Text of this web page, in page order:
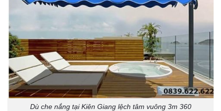
Dù che nắng tại Kiên Giang lệch tâm vuông 3m 360